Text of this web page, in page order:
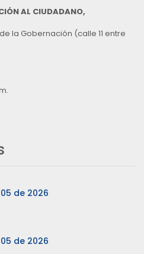
AL CIUDADANO,
la Gobernación (calle 11 entre
de 2026
de 2026